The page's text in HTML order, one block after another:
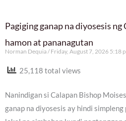
Pagiging ganap na diyosesis
hamon at pananagutan
Norman Dequia Friday, August 7, 2026 5:18
25,118 total views
Nanindigan si Calapan Bishop
ganap na diyosesis ay hindi